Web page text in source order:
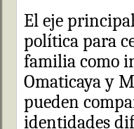
El eje
política para
familia como
Omaticaya y
pueden
identidades